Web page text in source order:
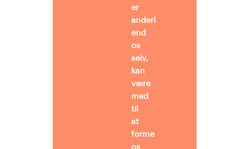
er
anderledes
end
os
selv,
kan
være
med
til
at
forme
os